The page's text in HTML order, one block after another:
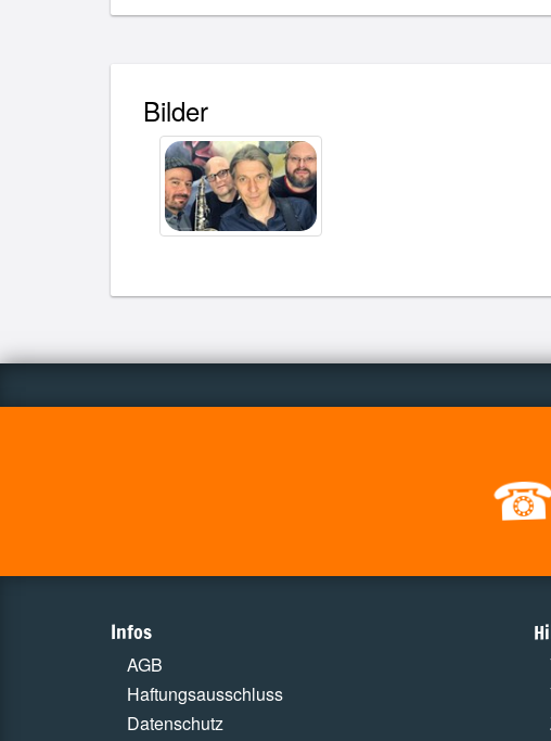
Bilder
Infos
AGB
Haftungsausschluss
Datenschutz